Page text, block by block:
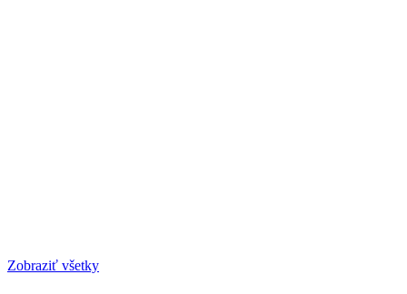
Zobraziť všetky